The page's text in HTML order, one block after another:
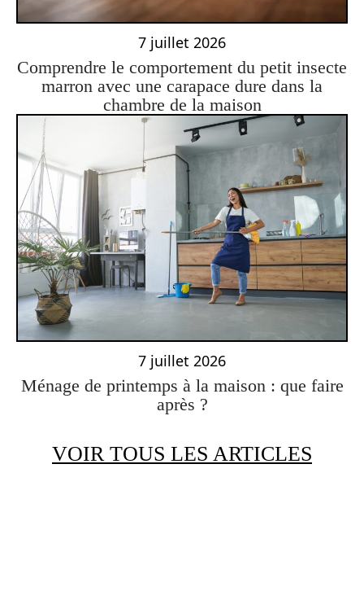
7 juillet 2026
Comprendre le comportement du petit insecte
marron avec une carapace dure dans la
chambre de la maison
7 juillet 2026
Ménage de printemps à la maison : que faire
après ?
VOIR TOUS LES ARTICLES